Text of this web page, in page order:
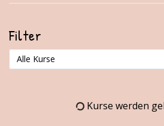
Filter
Alle Kurse
Kurse werden